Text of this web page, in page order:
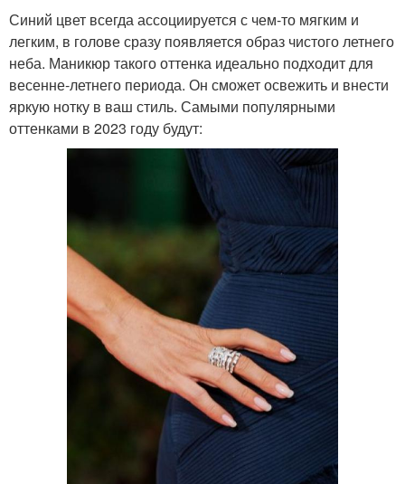
Синий цвет всегда ассоциируется с чем-то мягким и
легким, в голове сразу появляется образ чистого летнего
неба. Маникюр такого оттенка идеально подходит для
весенне-летнего периода. Он сможет освежить и внести
яркую нотку в ваш стиль. Самыми популярными
оттенками в 2023 году будут: